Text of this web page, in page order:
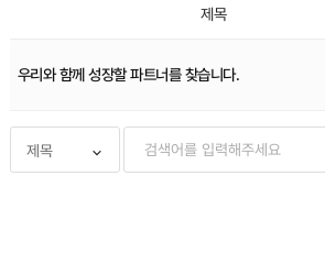
제목
우리와 함께 성장할 파트너를 찾습니다.